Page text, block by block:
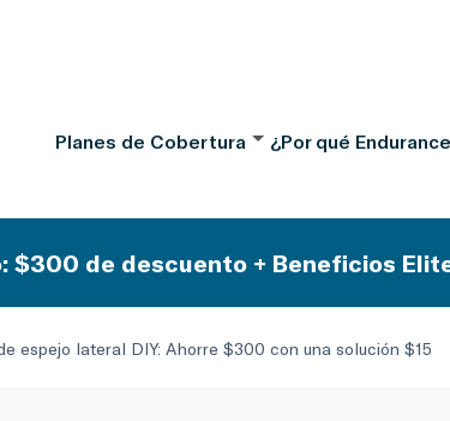
Planes de Cobertura ¿Por qué
$300 de descuento + Beneficios
espejo lateral DIY: Ahorre $300 con una solución $15